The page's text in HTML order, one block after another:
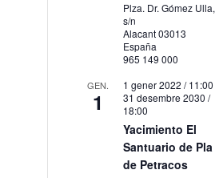
Plza. Dr. Gómez Ulla,
s/n
Alacant03013
España
965 149 000
GEN.
1
1 gener 2022 / 11:00
31 desembre 2030 /
18:00
Yacimiento El
Santuario de Pla
de Petracos